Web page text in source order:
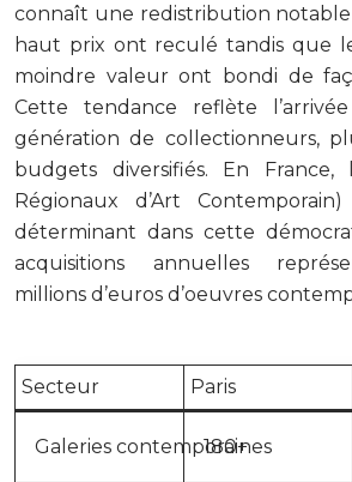
connaît une redistribution notable
haut prix ont reculé tandis que
moindre valeur ont bondi de
Cette tendance reflète
génération de collectionneurs,
budgets diversifiés. En France,
Régionaux d’Art
déterminant dans cette
acquisitions annuelles
millions d’euros d’oeuvres
Secteur Paris
Galeries contemporaines
180+